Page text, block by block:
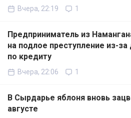
Вчера, 22:19 1
Предприниматель из
на подлое преступление из-за
по кредиту
Вчера, 22:06 1
В Сырдарье яблоня вновь
августе